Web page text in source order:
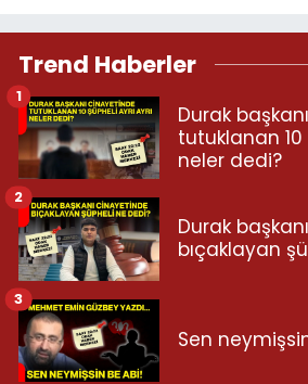
Trend Haberler
Durak
tutuklanan 10
neler dedi?
1
Durak
bıçaklayan
2
Sen
3